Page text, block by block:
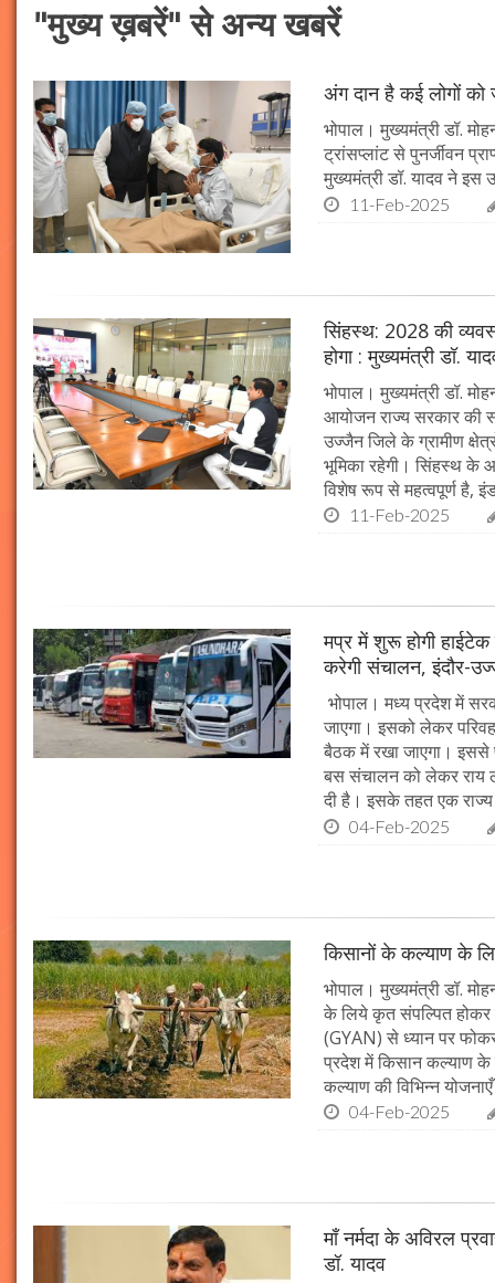
"मुख्य ख़बरें" से अन्य खबरें
अंग दान है कई लोगों को
भोपाल। मुख्यमंत्री डॉ.
ट्रांसप्लांट से पुनर्जीवन
मुख्यमंत्री डॉ. यादव ने इस
11-Feb-2025
सिंहस्थ: 2028 की
होगा : मुख्यमंत्री डॉ.
भोपाल। मुख्यमंत्री डॉ.
आयोजन राज्य सरकार की
उज्जैन जिले के ग्रामीण
भूमिका रहेगी। सिंहस्थ के
विशेष रूप से महत्वपूर्ण है,
11-Feb-2025
मप्र में शुरू होगी
करेगी संचालन, इंदौर-
भोपाल। मध्य प्रदेश में
जाएगा। इसको लेकर
बैठक में रखा जाएगा। इससे
बस संचालन को लेकर राय
दी है। इसके तहत एक
04-Feb-2025
किसानों के कल्याण के
भोपाल। मुख्यमंत्री डॉ.
के लिये कृत संपल्पित होकर
(GYAN) से ध्यान पर
प्रदेश में किसान कल्याण के
कल्याण की विभिन्न
04-Feb-2025
माँ नर्मदा के अविरल
डॉ. यादव